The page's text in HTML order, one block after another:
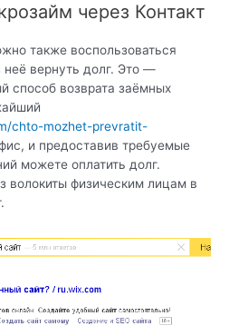
через Контакт
также воспользоваться
вернуть долг. Это —
способ возврата заёмных
chto-mozhet-prevratit-
и предоставив требуемые
можете оплатить долг.
волокиты физическим лицам в